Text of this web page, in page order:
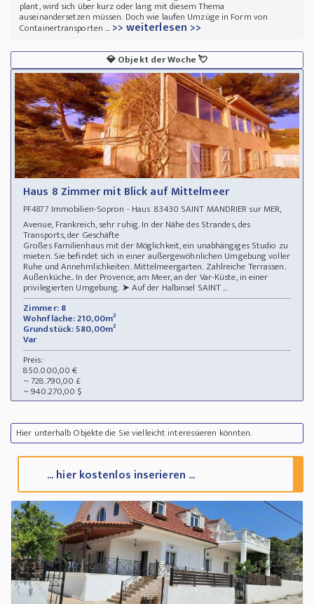
plant, wird sich über kurz oder lang mit diesem Thema
auseinandersetzen müssen. Doch wie laufen Umzüge in Form von
Containertransporten ... >> weiterlesen >>
💎Objekt der Woche💘
Haus 8 Zimmer mit Blick auf Mittelmeer
PF4877 Immobilien-Sopron - Haus 83430 SAINT MANDRIER sur MER,
Avenue, Frankreich, sehr ruhig. In der Nähe des Strandes, des
Transports, der Geschäfte
Großes Familienhaus mit der Möglichkeit, ein unabhängiges Studio zu
mieten. Sie befindet sich in einer außergewöhnlichen Umgebung voller
Ruhe und Annehmlichkeiten. Mittelmeergarten. Zahlreiche Terrassen.
Außenküche.. In der Provence, am Meer, an der Var-Küste, in einer
privilegierten Umgebung. ➤ Auf der Halbinsel SAINT ...
Zimmer: 8
Wohnfläche: 210,00m²
Grundstück: 580,00m²
Var
Preis:
850.000,00 €
~ 728.790,00 £
~ 940.270,00 $
Hier unterhalb Objekte die Sie vielleicht interessieren könnten.
... hier kostenlos inserieren ...